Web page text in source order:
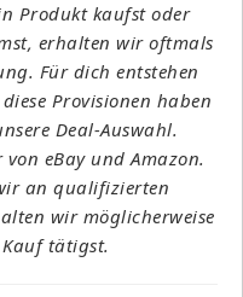
Produkt kaufst oder
erhalten wir oftmals
Für dich entstehen
Provisionen haben
Deal-Auswahl.
eBay und Amazon.
an qualifizierten
wir möglicherweise
tätigst.